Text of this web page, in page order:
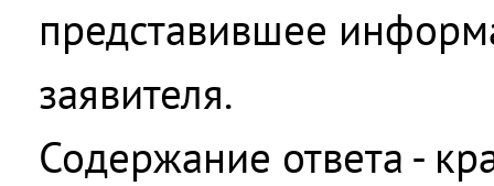
представившее
заявителя.
Содержание ответа -